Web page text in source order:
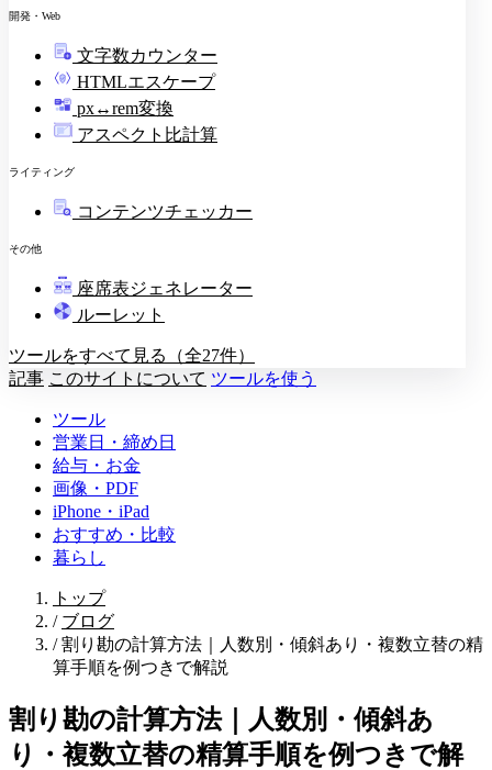
開発・Web
文字数カウンター
HTMLエスケープ
px↔rem変換
アスペクト比計算
ライティング
コンテンツチェッカー
その他
教壇
座席表ジェネレーター
ルーレット
ツールをすべて見る（全27件）
記事 このサイトについて ツールを使う
ツール
営業日・締め日
給与・お金
画像・PDF
iPhone・iPad
おすすめ・比較
暮らし
トップ
/ ブログ
/ 割り勘の計算方法｜人数別・傾斜あり・複数立替の精
算手順を例つきで解説
割り勘の計算方法｜人数別・傾斜あ
り・複数立替の精算手順を例つきで解